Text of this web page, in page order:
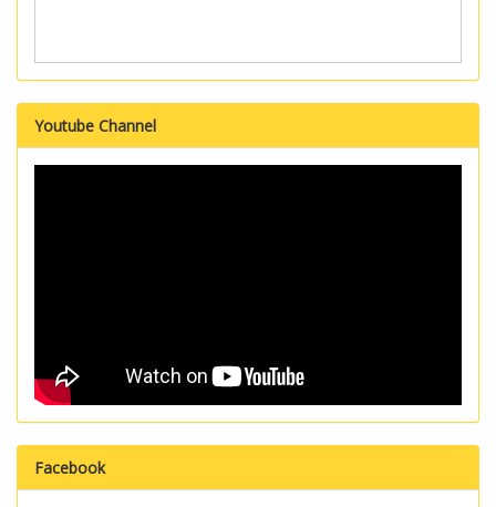
Youtube Channel
Facebook